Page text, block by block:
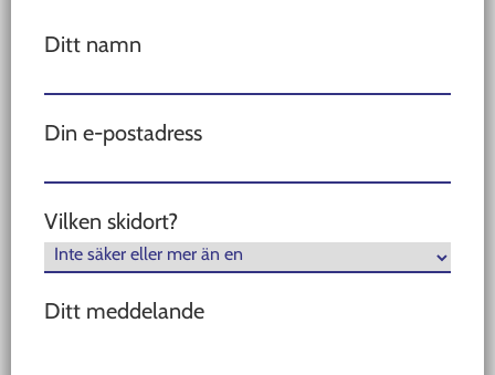
Ditt namn
Din e-postadress
Vilken skidort?
Ditt meddelande